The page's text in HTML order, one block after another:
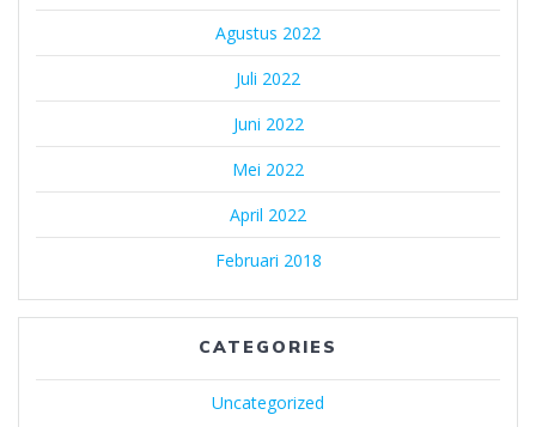
Agustus 2022
Juli 2022
Juni 2022
Mei 2022
April 2022
Februari 2018
CATEGORIES
Uncategorized